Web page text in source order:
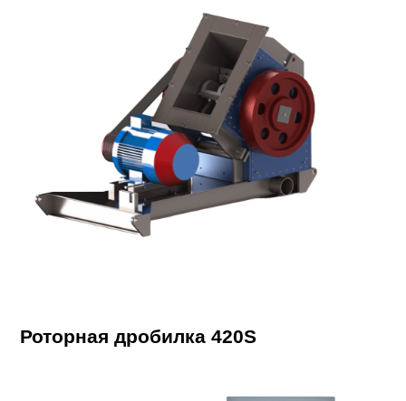
Роторная дробилка 420S